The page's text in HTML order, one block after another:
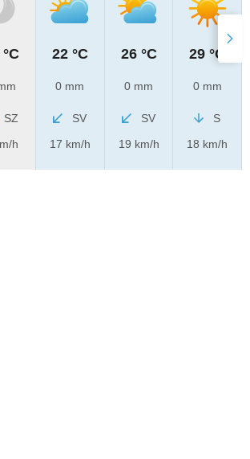
SZ
h
22 °C
0 mm
SV
17 km/h
26 °C
0 mm
SV
19 km/h
29 °C
0 mm
S
18 km/h